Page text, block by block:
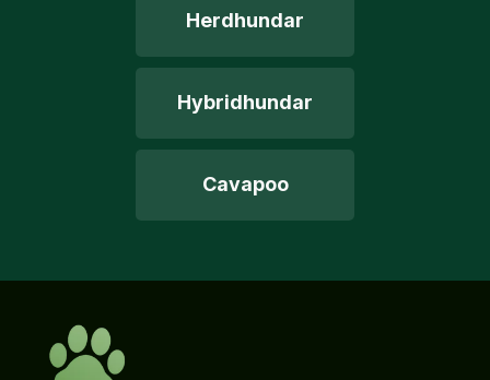
Herdhundar
Hybridhundar
Cavapoo